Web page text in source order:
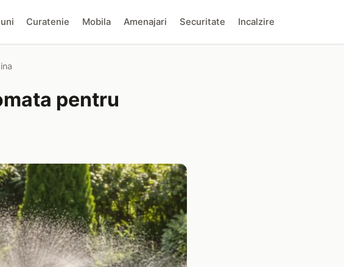
Curatenie Mobila Amenajari Securitate Incalzire
pentru